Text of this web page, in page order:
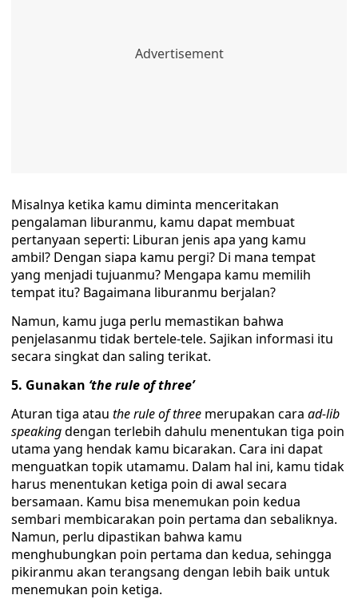
Misalnya ketika kamu diminta menceritakan
pengalaman liburanmu, kamu dapat membuat
pertanyaan seperti: Liburan jenis apa yang kamu
ambil? Dengan siapa kamu pergi? Di mana tempat
yang menjadi tujuanmu? Mengapa kamu memilih
tempat itu? Bagaimana liburanmu berjalan?
Namun, kamu juga perlu memastikan bahwa
penjelasanmu tidak bertele-tele. Sajikan informasi itu
secara singkat dan saling terikat.
5. Gunakan ‘the rule of three’
Aturan tiga atau the rule of three merupakan cara ad-lib
speakingdengan terlebih dahulu menentukan tiga poin
utama yang hendak kamu bicarakan. Cara ini dapat
menguatkan topik utamamu. Dalam hal ini, kamu tidak
harus menentukan ketiga poin di awal secara
bersamaan. Kamu bisa menemukan poin kedua
sembari membicarakan poin pertama dan sebaliknya.
Namun, perlu dipastikan bahwa kamu
menghubungkan poin pertama dan kedua, sehingga
pikiranmu akan terangsang dengan lebih baik untuk
menemukan poin ketiga.